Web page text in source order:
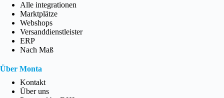
Alle integrationen
Marktplätze
Webshops
Versanddienstleister
ERP
Nach Maß
Über Monta
Kontakt
Über uns